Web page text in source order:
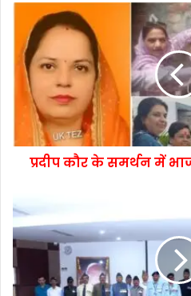
प्रदीप कौर के समर्थन में